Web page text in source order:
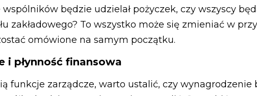
wspólników będzie udzielał pożyczek, czy wszyscy
zakładowego? To wszystko może się zmieniać w
omówione na samym początku.
i płynność finansowa
funkcje zarządcze, warto ustalić, czy wynagrodzenie